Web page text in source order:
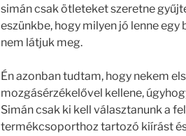
simán csak ötleteket szeretne
eszünkbe, hogy milyen jó lenne
nem látjuk meg.
Én azonban tudtam, hogy nekem
mozgásérzékelővel kellene,
Simán csak ki kell választanunk a
termékcsoporthoz tartozó kiírást